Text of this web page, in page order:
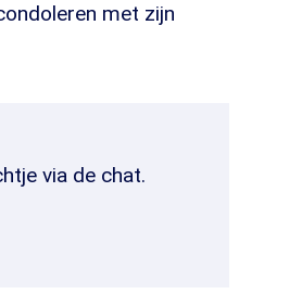
met zijn
via de chat.